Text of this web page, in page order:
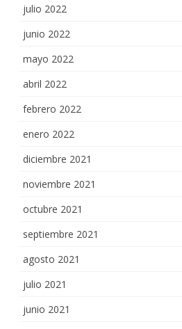
julio 2022
junio 2022
mayo 2022
abril 2022
febrero 2022
enero 2022
diciembre 2021
noviembre 2021
octubre 2021
septiembre 2021
agosto 2021
julio 2021
junio 2021